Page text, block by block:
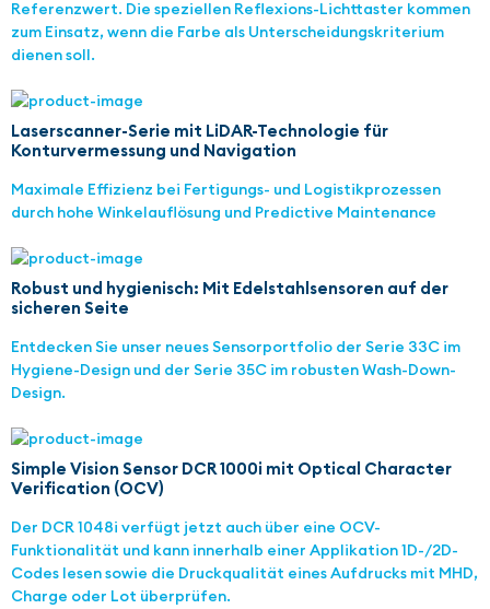
Referenzwert. Die speziellen Reflexions-Lichttaster kommen
zum Einsatz, wenn die Farbe als Unterscheidungskriterium
dienen soll.
Laserscanner-Serie mit LiDAR-Technologie für
Konturvermessung und Navigation
Maximale Effizienz bei Fertigungs- und Logistikprozessen
durch hohe Winkelauflösung und Predictive Maintenance
Robust und hygienisch: Mit Edelstahlsensoren auf der
sicheren Seite
Entdecken Sie unser neues Sensorportfolio der Serie 33C im
Hygiene-Design und der Serie 35C im robusten Wash-Down-
Design.
Simple Vision Sensor DCR 1000i mit Optical Character
Verification (OCV)
Der DCR 1048i verfügt jetzt auch über eine OCV-
Funktionalität und kann innerhalb einer Applikation 1D-/2D-
Codes lesen sowie die Druckqualität eines Aufdrucks mit MHD,
Charge oder Lot überprüfen.